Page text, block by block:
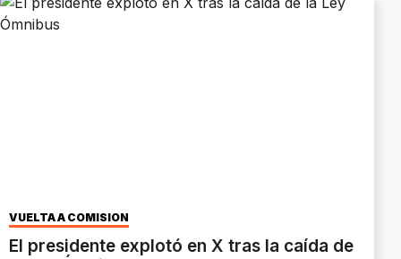
VUELTA A COMISIÓN
El presidente explotó en X tras la caída de